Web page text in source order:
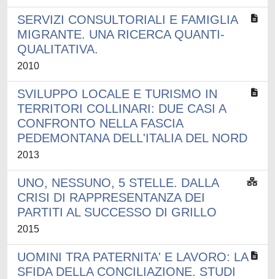
SERVIZI CONSULTORIALI E FAMIGLIA
MIGRANTE. UNA RICERCA QUANTI-
QUALITATIVA.
2010
SVILUPPO LOCALE E TURISMO IN
TERRITORI COLLINARI: DUE CASI A
CONFRONTO NELLA FASCIA
PEDEMONTANA DELL'ITALIA DEL NORD
2013
UNO, NESSUNO, 5 STELLE. DALLA
CRISI DI RAPPRESENTANZA DEI
PARTITI AL SUCCESSO DI GRILLO
2015
UOMINI TRA PATERNITA' E LAVORO: LA
SFIDA DELLA CONCILIAZIONE. STUDI